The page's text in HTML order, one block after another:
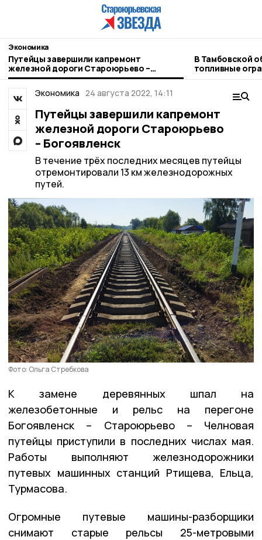
Экономика
Путейцы завершили капремонт
железной дороги Староюрьево –
Богоявленск
В Тамбовской
топливные
Экономика 24 августа 2022, 14:11
Путейцы завершили капремонт
железной дороги Староюрьево
– Богоявленск
В течение трёх последних месяцев путейцы
отремонтировали 13 км железнодорожных
путей.
Фото: Ольга Стребкова
К замене деревянных шпал на
железобетонные и рельс на перегоне
Богоявленск – Староюрьево – Челновая
путейцы приступили в последних числах мая.
Работы выполняют железнодорожники
путевых машинных станций Ртищева, Ельца,
Турмасова.
Огромные путевые машины-разборщики
снимают старые рельсы 25-метровыми